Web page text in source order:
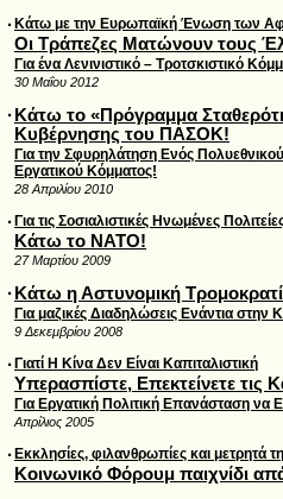
· Κάτω με την Ευρωπαϊκή Ένωση των
Οι Τράπεζες Ματώνουν τους
Για ένα Λενινιστικό – Τροτσκιστικό
30 Μαΐου 2012
· Κάτω το «Πρόγραμμα
Κυβέρνησης του ΠΑΣΟΚ!
Για την Σφυρηλάτηση Ενός
Εργατικού Κόμματος!
28 Απριλίου 2010
· Για τις Σοσιαλιστικές Ηνωμένες
Κάτω το ΝΑΤΟ!
27 Μαρτίου 2009
· Κάτω η Αστυνομική
Για μαζικές Διαδηλώσεις Ενάντια
9 Δεκεμβρίου 2008
· Γιατί Η Κίνα Δεν Είναι Καπιταλιστική
Υπερασπίστε, Επεκτείνετε τις
Για Εργατική Πολιτική Επανάσταση να
Απρίλιος 2005
· Εκκλησίες, φιλανθρωπίες και μετρητά
Κοινωνικό Φόρουμ παιχνίδι